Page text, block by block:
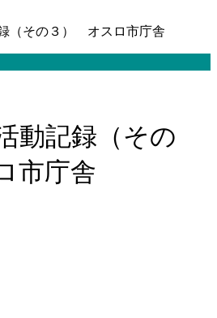
（その３） オスロ市庁舎
動記録（その
市庁舎